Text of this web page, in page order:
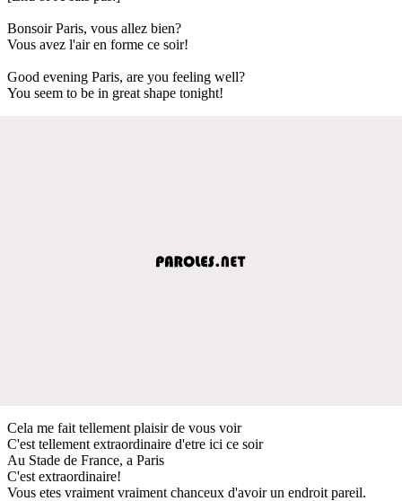
Bonsoir Paris, vous allez bien?
Vous avez l'air en forme ce soir!
Good evening Paris, are you feeling well?
You seem to be in great shape tonight!
Cela me fait tellement plaisir de vous voir
C'est tellement extraordinaire d'etre ici ce soir
Au Stade de France, a Paris
C'est extraordinaire!
Vous etes vraiment vraiment chanceux d'avoir un endroit pareil.